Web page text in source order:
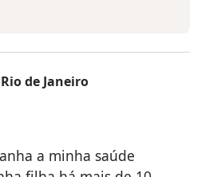
de Janeiro
a minha saúde